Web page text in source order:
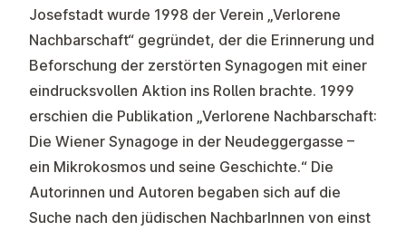
Josefstadt wurde 1998 der Verein „Verlorene
Nachbarschaft“ gegründet, der die Erinnerung und
Beforschung der zerstörten Synagogen mit einer
eindrucksvollen Aktion ins Rollen brachte. 1999
erschien die Publikation „Verlorene Nachbarschaft:
Die Wiener Synagoge in der Neudeggergasse –
ein Mikrokosmos und seine Geschichte.“ Die
Autorinnen und Autoren begaben sich auf die
Suche nach den jüdischen NachbarInnen von einst